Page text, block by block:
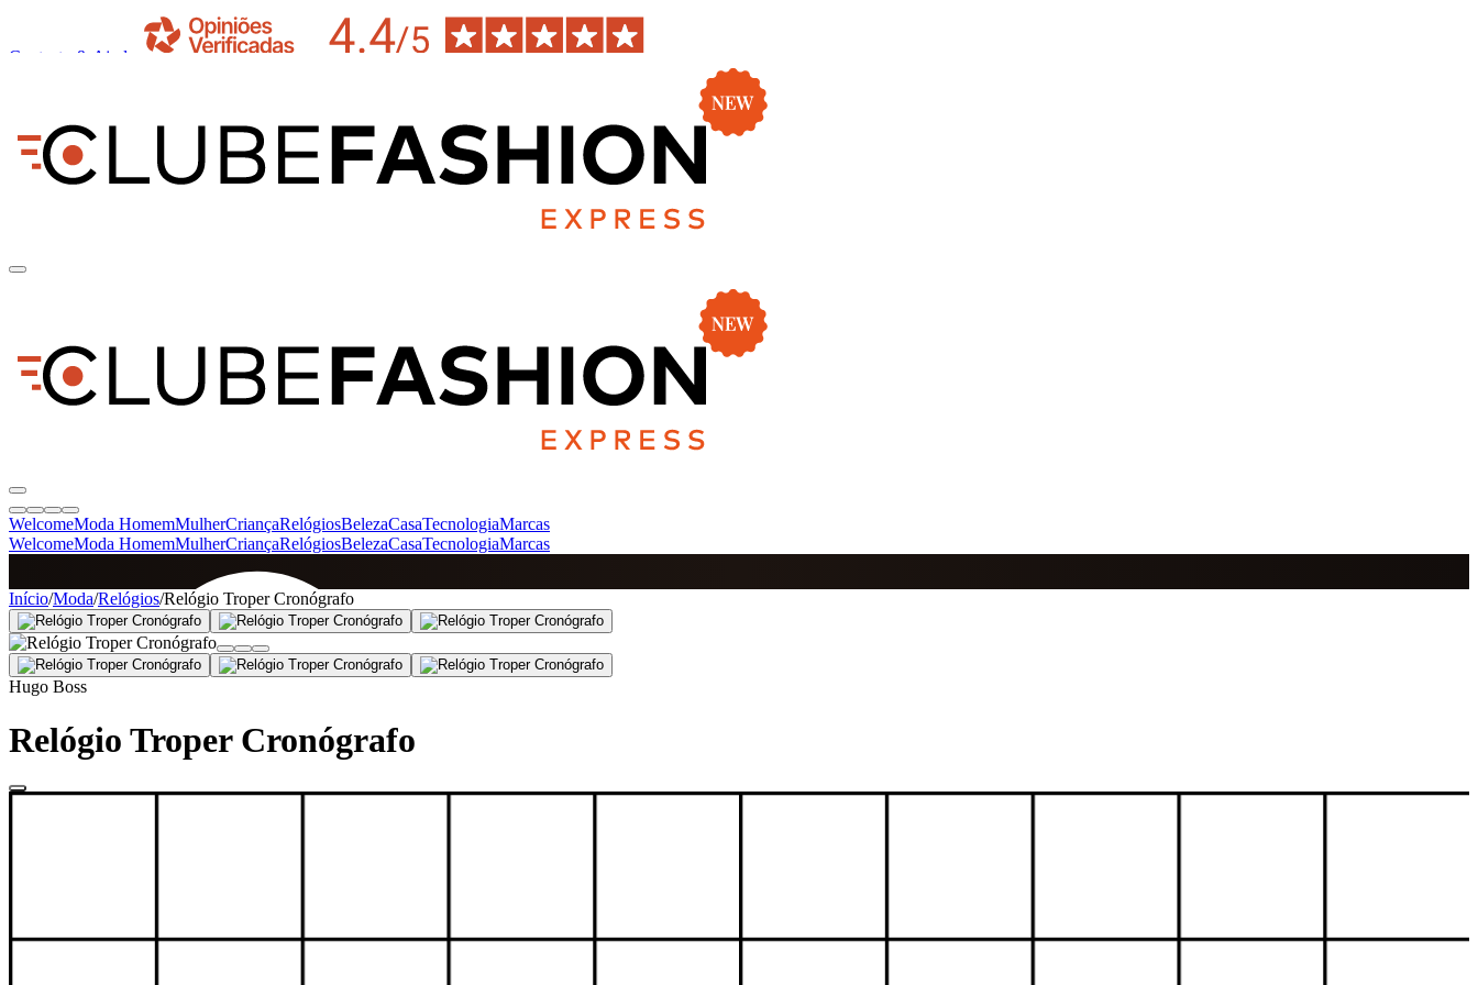
Contacto & Ajuda
WelcomeModa HomemMulherCriançaRelógiosBelezaCasaTecnologiaMarcas
WelcomeModa HomemMulherCriançaRelógiosBelezaCasaTecnologiaMarcas
SINCE 2005
+de 36.000 reviews
Início/Moda/Relógios/Relógio Troper Cronógrafo
Hugo Boss
Relógio Troper Cronógrafo